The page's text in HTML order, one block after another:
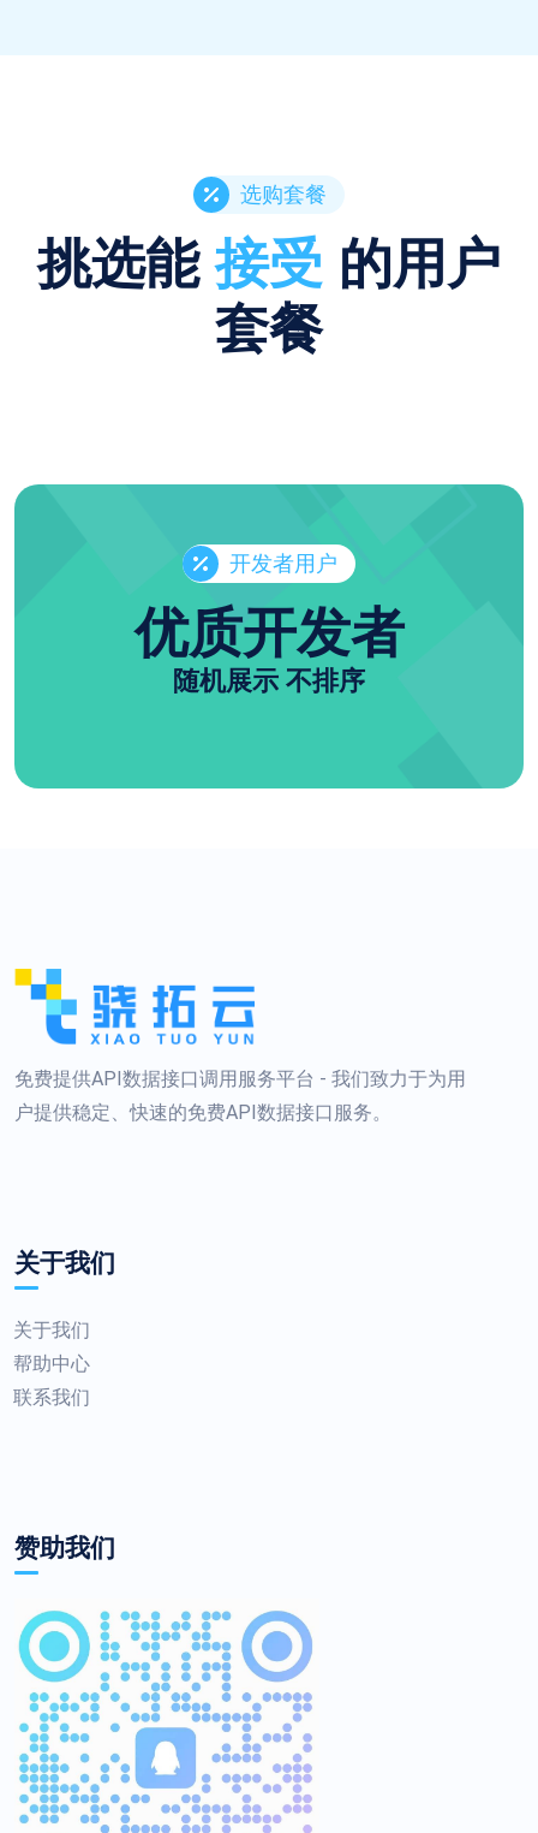
选购套餐
挑选能接受 的用户
套餐
开发者用户
优质开发者
随机展示 不排序
免费提供API数据接口调用服务平台 - 我们致力于为用
户提供稳定、快速的免费API数据接口服务。
关于我们
关于我们
帮助中心
联系我们
赞助我们